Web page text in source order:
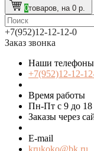
0товаров, на 0 р.
+7(952)12-12-12-0
Заказ звонка
Наши телефоны
+7(952)12-12-
Время работы
Пн-Пт с 9 до 18
Заказы через
E-mail